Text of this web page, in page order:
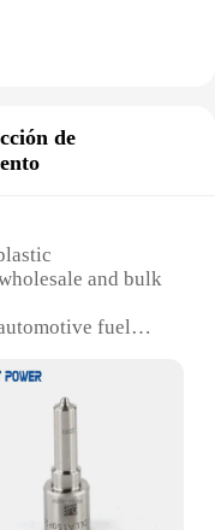
de
and bulk
fuel
user-friendly
performance
for a wide
to heavy-duty